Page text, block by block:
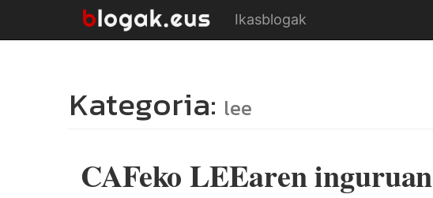
Ikasblogak
Kategoria: lee
CAFeko LEEaren inguruan